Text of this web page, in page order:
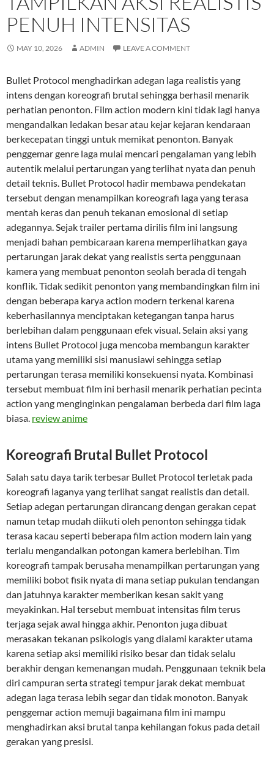
PENUH INTENSITAS
MAY 10, 2026 ADMIN LEAVE A COMMENT
Bullet Protocol menghadirkan adegan laga realistis yang
intens dengan koreografi brutal sehingga berhasil menarik
perhatian penonton. Film action modern kini tidak lagi hanya
mengandalkan ledakan besar atau kejar kejaran kendaraan
berkecepatan tinggi untuk memikat penonton. Banyak
penggemar genre laga mulai mencari pengalaman yang lebih
autentik melalui pertarungan yang terlihat nyata dan penuh
detail teknis. Bullet Protocol hadir membawa pendekatan
tersebut dengan menampilkan koreografi laga yang terasa
mentah keras dan penuh tekanan emosional di setiap
adegannya. Sejak trailer pertama dirilis film ini langsung
menjadi bahan pembicaraan karena memperlihatkan gaya
pertarungan jarak dekat yang realistis serta penggunaan
kamera yang membuat penonton seolah berada di tengah
konflik. Tidak sedikit penonton yang membandingkan film ini
dengan beberapa karya action modern terkenal karena
keberhasilannya menciptakan ketegangan tanpa harus
berlebihan dalam penggunaan efek visual. Selain aksi yang
intens Bullet Protocol juga mencoba membangun karakter
utama yang memiliki sisi manusiawi sehingga setiap
pertarungan terasa memiliki konsekuensi nyata. Kombinasi
tersebut membuat film ini berhasil menarik perhatian pecinta
action yang menginginkan pengalaman berbeda dari film laga
biasa. review anime
Koreografi Brutal Bullet Protocol
Salah satu daya tarik terbesar Bullet Protocol terletak pada
koreografi laganya yang terlihat sangat realistis dan detail.
Setiap adegan pertarungan dirancang dengan gerakan cepat
namun tetap mudah diikuti oleh penonton sehingga tidak
terasa kacau seperti beberapa film action modern lain yang
terlalu mengandalkan potongan kamera berlebihan. Tim
koreografi tampak berusaha menampilkan pertarungan yang
memiliki bobot fisik nyata di mana setiap pukulan tendangan
dan jatuhnya karakter memberikan kesan sakit yang
meyakinkan. Hal tersebut membuat intensitas film terus
terjaga sejak awal hingga akhir. Penonton juga dibuat
merasakan tekanan psikologis yang dialami karakter utama
karena setiap aksi memiliki risiko besar dan tidak selalu
berakhir dengan kemenangan mudah. Penggunaan teknik bela
diri campuran serta strategi tempur jarak dekat membuat
adegan laga terasa lebih segar dan tidak monoton. Banyak
penggemar action memuji bagaimana film ini mampu
menghadirkan aksi brutal tanpa kehilangan fokus pada detail
gerakan yang presisi.